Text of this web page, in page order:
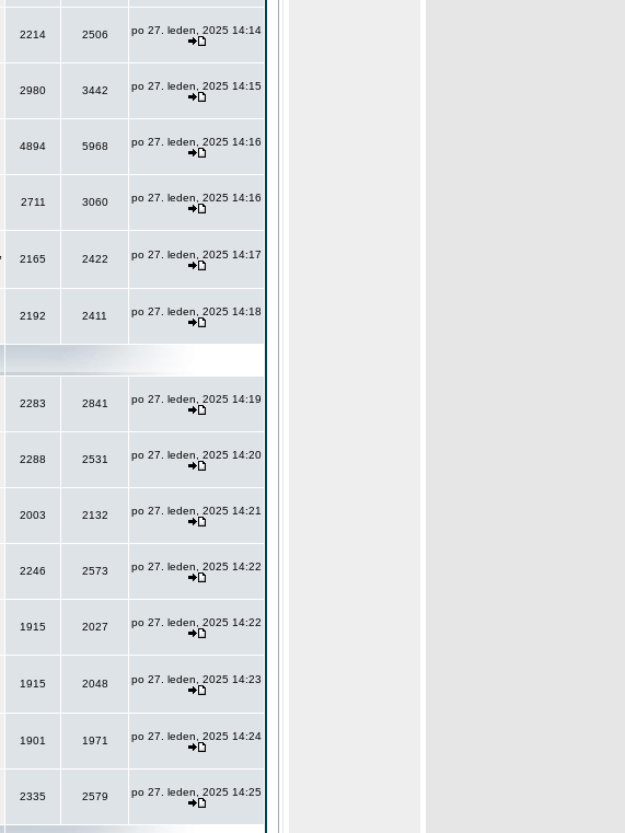
2214 2506 po 27. leden, 2025 14:14
2980 3442 po 27. leden, 2025 14:15
4894 5968 po 27. leden, 2025 14:16
2711 3060 po 27. leden, 2025 14:16
2165 2422 po 27. leden, 2025 14:17
2192 2411 po 27. leden, 2025 14:18
2283 2841 po 27. leden, 2025 14:19
2288 2531 po 27. leden, 2025 14:20
2003 2132 po 27. leden, 2025 14:21
2246 2573 po 27. leden, 2025 14:22
1915 2027 po 27. leden, 2025 14:22
1915 2048 po 27. leden, 2025 14:23
1901 1971 po 27. leden, 2025 14:24
2335 2579 po 27. leden, 2025 14:25